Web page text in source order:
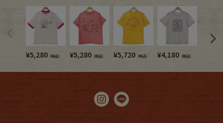
¥5,280 （税込） ¥5,280 （税込） ¥5,720 （税込） ¥4,180 （税込）